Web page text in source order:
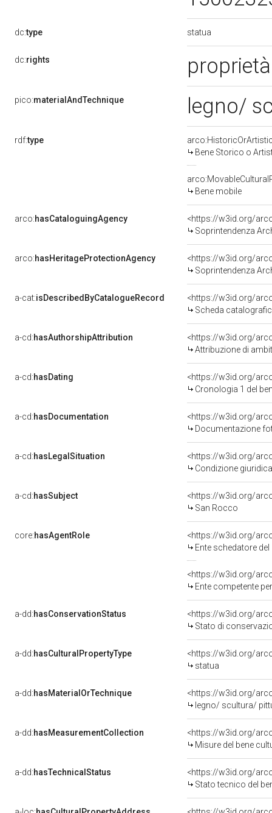
dc:type statua
dc:rights
pico:materialAndTechnique legno/
rdf:type
Bene Storico o
Bene mobile
arco:hasCataloguingAgency
<https://w3id.org/
Soprintendenza
arco:hasHeritageProtectionAgency
<https://w3id.org/
Soprintendenza
a-cat:isDescribedByCatalogueRecord
<https://w3id.org/
Scheda
a-cd:hasAuthorshipAttribution
<https://w3id.org/
Attribuzione di
a-cd:hasDating
<https://w3id.org/
Cronologia 1 del
a-cd:hasDocumentation
Documentazione
a-cd:hasLegalSituation
Condizione
a-cd:hasSubject
<https://w3id.org/
San Rocco
core:hasAgentRole
<https://w3id.org/
Ente schedatore del
<https://w3id.org/
Ente competente per
a-dd:hasConservationStatus
<https://w3id.org/
Stato di
a-dd:hasCulturalPropertyType
<https://w3id.org/
statua
a-dd:hasMaterialOrTechnique
<https://w3id.org/
legno/ scultura/
a-dd:hasMeasurementCollection
<https://w3id.org/
Misure del bene
a-dd:hasTechnicalStatus
<https://w3id.org/
Stato tecnico del